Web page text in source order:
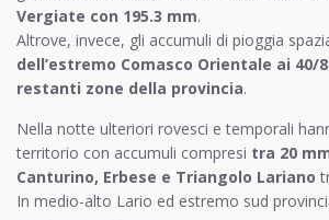
Vergiate con 195.3 mm.
Altrove, invece, gli accumuli di pioggia
dell’estremo Comasco Orientale ai 40/
restanti zone della provincia.
Nella notte ulteriori rovesci e temporali
territorio con accumuli compresi tra 20
Canturino, Erbese e Triangolo Lariano
In medio-alto Lario ed estremo sud